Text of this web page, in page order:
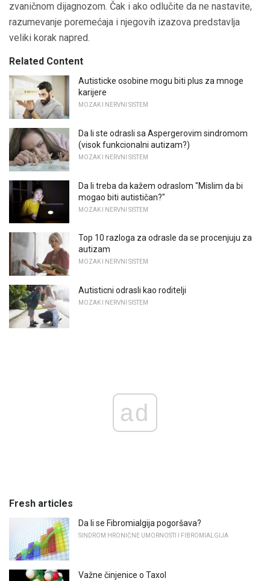
zvaničnom dijagnozom. Čak i ako odlučite da ne nastavite,
razumevanje poremećaja i njegovih izazova predstavlja
veliki korak napred.
Related Content
Autisticke osobine mogu biti plus za mnoge
karijere
MOZAK I NERVNI SISTEM
Da li ste odrasli sa Aspergerovim sindromom
(visok funkcionalni autizam?)
MOZAK I NERVNI SISTEM
Da li treba da kažem odraslom "Mislim da bi
mogao biti autističan?"
MOZAK I NERVNI SISTEM
Top 10 razloga za odrasle da se procenjuju za
autizam
MOZAK I NERVNI SISTEM
Autisticni odrasli kao roditelji
MOZAK I NERVNI SISTEM
ad
Fresh articles
Da li se Fibromialgija pogoršava?
SINDROM HRONIČNE UMORNOSTI I FIBROMIALGIJA
Važne činjenice o Taxol